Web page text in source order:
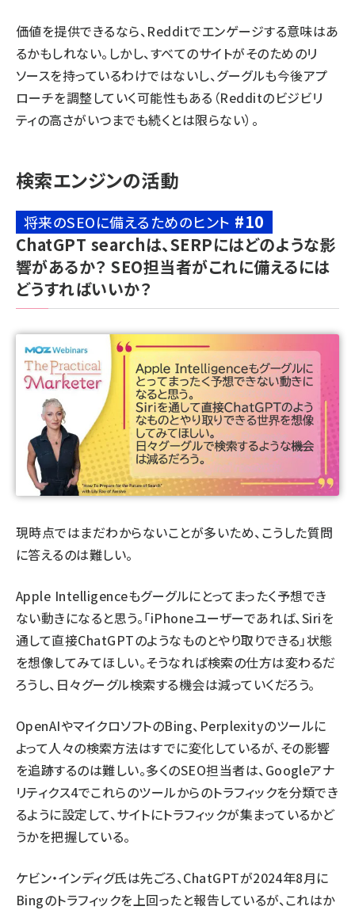
価値を提供できるなら、Redditでエンゲージする意味はあ
るかもしれない。しかし、すべてのサイトがそのためのリ
ソースを持っているわけではないし、グーグルも今後アプ
ローチを調整していく可能性もある（Redditのビジビリ
ティの高さがいつまでも続くとは限らない）。
検索エンジンの活動
将来のSEOに備えるためのヒント #10
ChatGPT searchは、SERPにはどのような影
響があるか？ SEO担当者がこれに備えるには
どうすればいいか？
現時点ではまだわからないことが多いため、こうした質問
に答えるのは難しい。
Apple Intelligenceもグーグルにとってまったく予想でき
ない動きになると思う。「iPhoneユーザーであれば、Siriを
通して直接ChatGPTのようなものとやり取りできる」状態
を想像してみてほしい。そうなれば検索の仕方は変わるだ
ろうし、日々グーグル検索する機会は減っていくだろう。
OpenAIやマイクロソフトのBing、Perplexityのツールに
よって人々の検索方法はすでに変化しているが、その影響
を追跡するのは難しい。多くのSEO担当者は、Googleアナ
リティクス4でこれらのツールからのトラフィックを分類でき
るように設定して、サイトにトラフィックが集まっているかど
うかを把握している。
ケビン・インディグ氏は先ごろ、ChatGPTが2024年8月に
Bingのトラフィックを上回ったと報告しているが、これはか